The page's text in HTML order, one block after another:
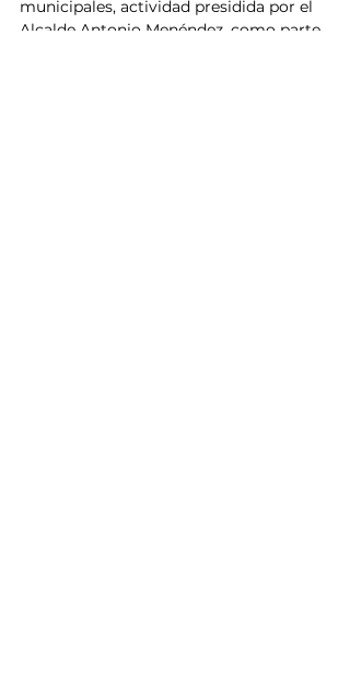
municipales, actividad presidida por el
Alcalde Antonio Menéndez, como parte